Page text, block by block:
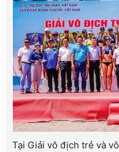
Tại Giải vô địch trẻ và